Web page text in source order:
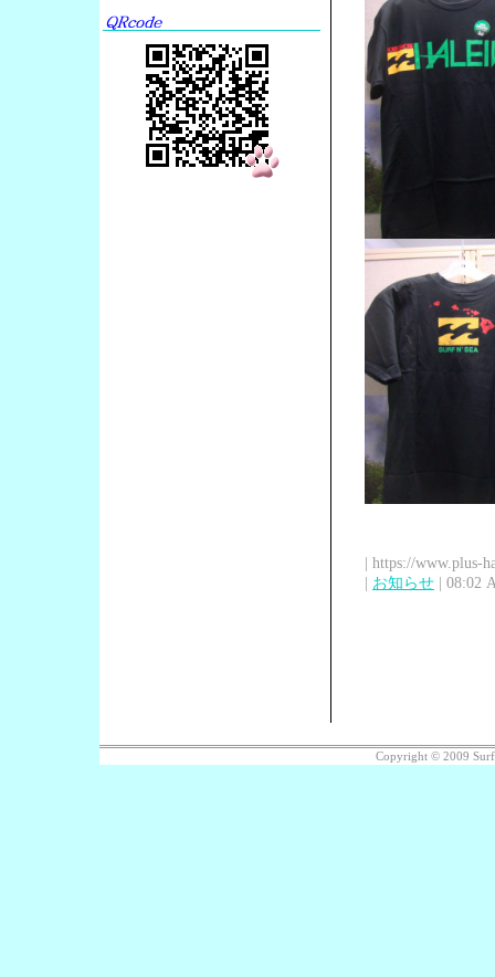
| https://www.plus-
| お知らせ | 08:02
Copyright © 2009